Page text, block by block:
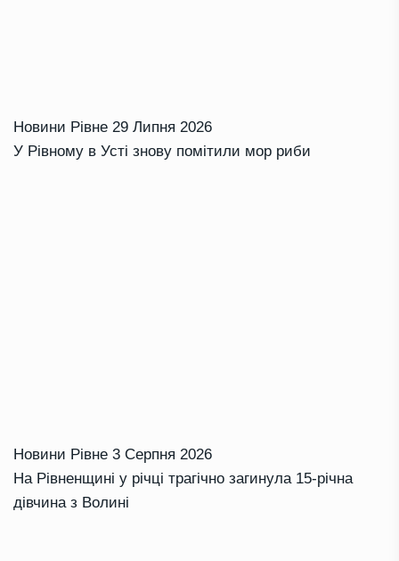
Новини Рівне 29 Липня 2026
У Рівному в Усті знову помітили мор риби
Новини Рівне 3 Серпня 2026
На Рівненщині у річці трагічно загинула 15-річна
дівчина з Волині